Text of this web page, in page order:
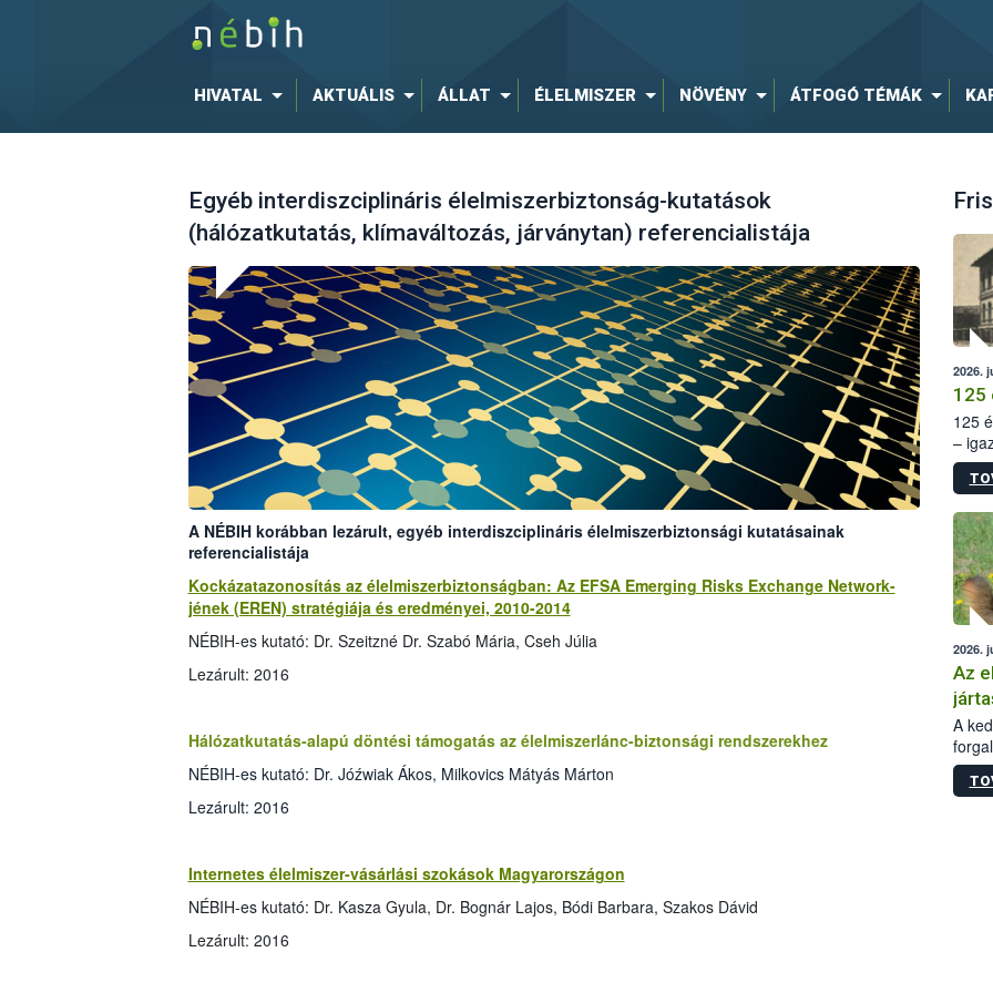
HIVATAL AKTUÁLIS ÁLLAT ÉLELMISZER NÖVÉNY ÁTFOGÓ TÉMÁK
Egyéb interdiszciplináris élelmiszerbiztonság-kutatások
(hálózatkutatás, klímaváltozás, járványtan) referencialistája
A NÉBIH korábban lezárult, egyéb interdiszciplináris élelmiszerbiztonsági kutatásainak
referencialistája
Kockázatazonosítás az élelmiszerbiztonságban: Az EFSA Emerging Risks Exchange Network-
jének (EREN) stratégiája és eredményei, 2010-2014
NÉBIH-es kutató: Dr. Szeitzné Dr. Szabó Mária, Cseh Júlia
Lezárult: 2016
Hálózatkutatás-alapú döntési támogatás az élelmiszerlánc-biztonsági rendszerekhez
NÉBIH-es kutató: Dr. Jóźwiak Ákos, Milkovics Mátyás Márton
Lezárult: 2016
Internetes élelmiszer-vásárlási szokások Magyarországon
NÉBIH-es kutató: Dr. Kasza Gyula, Dr. Bognár Lajos, Bódi Barbara, Szakos Dávid
Lezárult: 2016
2026.
125
125
–
15.
2026.
Az
A